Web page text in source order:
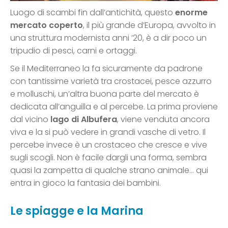
Luogo di scambi fin dall’antichità, questo enorme
mercato coperto, il più grande d’Europa, avvolto in
una struttura modernista anni ’20, è a dir poco un
tripudio di pesci, carni e ortaggi.
Se il Mediterraneo la fa sicuramente da padrone
con tantissime varietà tra crostacei, pesce azzurro
e molluschi, un’altra buona parte del mercato è
dedicata all’anguilla e al percebe. La prima proviene
dal vicino lago di Albufera, viene venduta ancora
viva e la si può vedere in grandi vasche di vetro. Il
percebe invece è un crostaceo che cresce e vive
sugli scogli. Non è facile dargli una forma, sembra
quasi la zampetta di qualche strano animale… qui
entra in gioco la fantasia dei bambini.
Le spiagge e la Marina